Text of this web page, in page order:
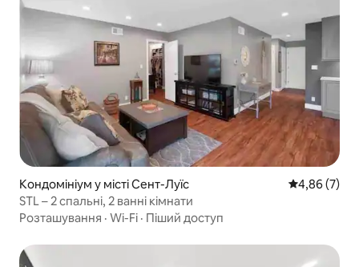
Кондомініум у місті Сент-Луїс Середня
4,86 (7)
STL – 2 спальні, 2 ванні кімнати
Розташування · Wi-Fi · Піший доступ